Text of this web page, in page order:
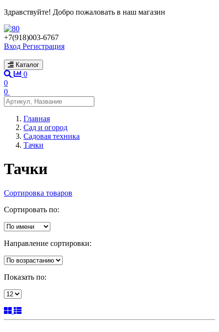
Здравствуйте! Добро пожаловать в наш магазин
+7(918)003-6767
Вход Регистрация
Каталог
0
0
0
Главная
Сад и огород
Садовая техника
Тачки
Тачки
Сортировка товаров
Сортировать по:
Направление сортировки:
Показать по: